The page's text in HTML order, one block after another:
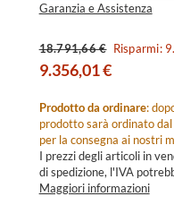
Garanzia e Assistenza
9.356,01 €
18.791,66 € Risparmi:
Prodotto da ordinare:
prodotto sarà ordinato
per la consegna ai nostri
I prezzi degli articoli in
di spedizione, l'IVA
Maggiori informazioni